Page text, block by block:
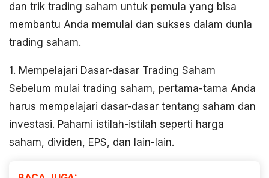
dan trik trading saham untuk pemula yang bisa
membantu Anda memulai dan sukses dalam dunia
trading saham.
1. Mempelajari Dasar-dasar Trading Saham
Sebelum mulai trading saham, pertama-tama Anda
harus mempelajari dasar-dasar tentang saham dan
investasi. Pahami istilah-istilah seperti harga
saham, dividen, EPS, dan lain-lain.